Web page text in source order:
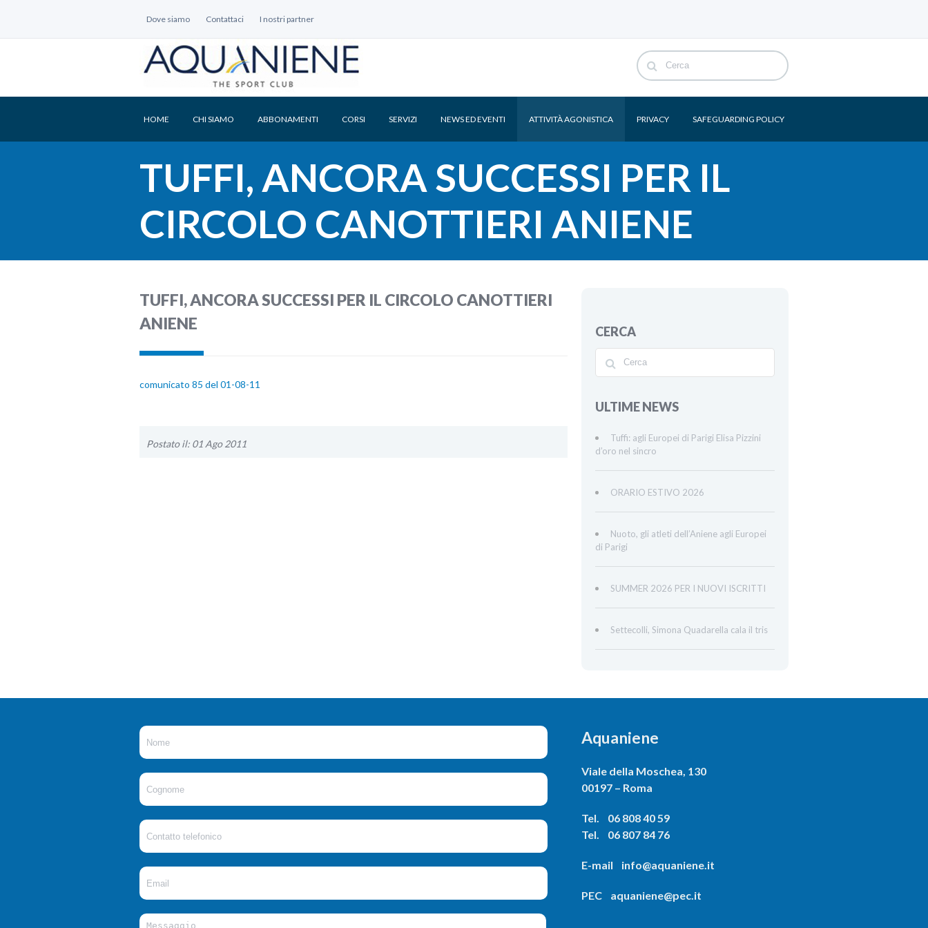
Dove siamo Contattaci I nostri partner
HOME CHI SIAMO ABBONAMENTI CORSI SERVIZI NEWS ED EVENTI ATTIVITÀ AGONISTICA PRIVACY SAFEGUARDING POLICY
TUFFI, ANCORA SUCCESSI PER IL
CIRCOLO CANOTTIERI ANIENE
TUFFI, ANCORA SUCCESSI PER IL CIRCOLO CANOTTIERI
ANIENE
comunicato 85 del 01-08-11
Postato il: 01 Ago 2011
CERCA
ULTIME NEWS
Tuffi: agli Europei di Parigi Elisa Pizzini
d’oro nel sincro
ORARIO ESTIVO 2026
Nuoto, gli atleti dell’Aniene agli Europei
di Parigi
SUMMER 2026 PER I NUOVI ISCRITTI
Settecolli, Simona Quadarella cala il tris
Aquaniene
Viale della Moschea, 130
00197 – Roma
Tel. 06 808 40 59
Tel. 06 807 84 76
E-mail info@aquaniene.it
PEC aquaniene@pec.it